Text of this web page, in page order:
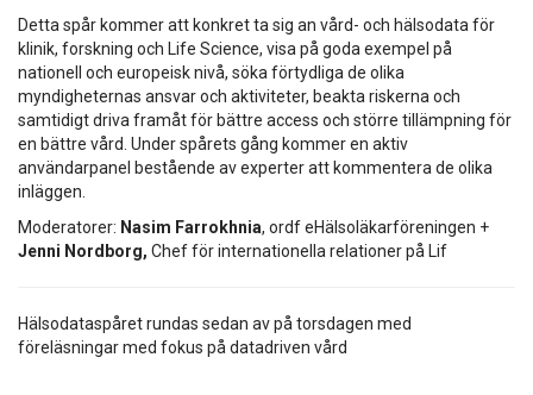
Detta spår kommer att konkret ta sig an vård- och hälsodata för
klinik, forskning och Life Science, visa på goda exempel på
nationell och europeisk nivå, söka förtydliga de olika
myndigheternas ansvar och aktiviteter, beakta riskerna och
samtidigt driva framåt för bättre access och större tillämpning för
en bättre vård. Under spårets gång kommer en aktiv
användarpanel bestående av experter att kommentera de olika
inläggen.
Moderatorer: Nasim Farrokhnia, ordf eHälsoläkarföreningen +
Jenni Nordborg, Chef för internationella relationer på Lif
Hälsodataspåret rundas sedan av på torsdagen med
föreläsningar med fokus på datadriven vård